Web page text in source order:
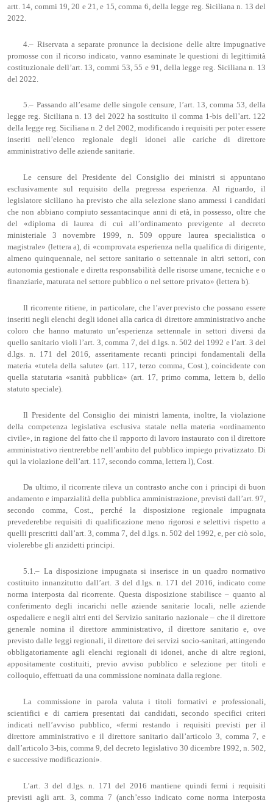
artt. 14, commi 19, 20 e 21, e 15, comma 6, della legge reg. Siciliana n. 13 del
2022.
4.– Riservata a separate pronunce la decisione delle altre impugnative
promosse con il ricorso indicato, vanno esaminate le questioni di legittimità
costituzionale dell’art. 13, commi 53, 55 e 91, della legge reg. Siciliana n. 13
del 2022.
5.– Passando all’esame delle singole censure, l’art. 13, comma 53, della
legge reg. Siciliana n. 13 del 2022 ha sostituito il comma 1-bis dell’art. 122
della legge reg. Siciliana n. 2 del 2002, modificando i requisiti per poter essere
inseriti nell’elenco regionale degli idonei alle cariche di direttore
amministrativo delle aziende sanitarie.
Le censure del Presidente del Consiglio dei ministri si appuntano
esclusivamente sul requisito della pregressa esperienza. Al riguardo, il
legislatore siciliano ha previsto che alla selezione siano ammessi i candidati
che non abbiano compiuto sessantacinque anni di età, in possesso, oltre che
del «diploma di laurea di cui all’ordinamento previgente al decreto
ministeriale 3 novembre 1999, n. 509 oppure laurea specialistica o
magistrale» (lettera a), di «comprovata esperienza nella qualifica di dirigente,
almeno quinquennale, nel settore sanitario o settennale in altri settori, con
autonomia gestionale e diretta responsabilità delle risorse umane, tecniche e o
finanziarie, maturata nel settore pubblico o nel settore privato» (lettera b).
Il ricorrente ritiene, in particolare, che l’aver previsto che possano essere
inseriti negli elenchi degli idonei alla carica di direttore amministrativo anche
coloro che hanno maturato un’esperienza settennale in settori diversi da
quello sanitario violi l’art. 3, comma 7, del d.lgs. n. 502 del 1992 e l’art. 3 del
d.lgs. n. 171 del 2016, asseritamente recanti principi fondamentali della
materia «tutela della salute» (art. 117, terzo comma, Cost.), coincidente con
quella statutaria «sanità pubblica» (art. 17, primo comma, lettera b, dello
statuto speciale).
Il Presidente del Consiglio dei ministri lamenta, inoltre, la violazione
della competenza legislativa esclusiva statale nella materia «ordinamento
civile», in ragione del fatto che il rapporto di lavoro instaurato con il direttore
amministrativo rientrerebbe nell’ambito del pubblico impiego privatizzato. Di
qui la violazione dell’art. 117, secondo comma, lettera l), Cost.
Da ultimo, il ricorrente rileva un contrasto anche con i principi di buon
andamento e imparzialità della pubblica amministrazione, previsti dall’art. 97,
secondo comma, Cost., perché la disposizione regionale impugnata
prevederebbe requisiti di qualificazione meno rigorosi e selettivi rispetto a
quelli prescritti dall’art. 3, comma 7, del d.lgs. n. 502 del 1992, e, per ciò solo,
violerebbe gli anzidetti principi.
5.1.– La disposizione impugnata si inserisce in un quadro normativo
costituito innanzitutto dall’art. 3 del d.lgs. n. 171 del 2016, indicato come
norma interposta dal ricorrente. Questa disposizione stabilisce – quanto al
conferimento degli incarichi nelle aziende sanitarie locali, nelle aziende
ospedaliere e negli altri enti del Servizio sanitario nazionale – che il direttore
generale nomina il direttore amministrativo, il direttore sanitario e, ove
previsto dalle leggi regionali, il direttore dei servizi socio-sanitari, attingendo
obbligatoriamente agli elenchi regionali di idonei, anche di altre regioni,
appositamente costituiti, previo avviso pubblico e selezione per titoli e
colloquio, effettuati da una commissione nominata dalla regione.
La commissione in parola valuta i titoli formativi e professionali,
scientifici e di carriera presentati dai candidati, secondo specifici criteri
indicati nell’avviso pubblico, «fermi restando i requisiti previsti per il
direttore amministrativo e il direttore sanitario dall’articolo 3, comma 7, e
dall’articolo 3-bis, comma 9, del decreto legislativo 30 dicembre 1992, n. 502,
e successive modificazioni».
L’art. 3 del d.lgs. n. 171 del 2016 mantiene quindi fermi i requisiti
previsti agli artt. 3, comma 7 (anch’esso indicato come norma interposta